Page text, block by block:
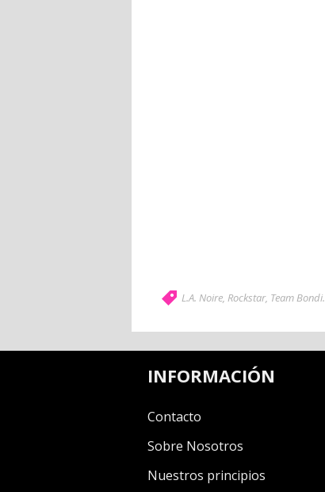
L.A. Noire Rockstar, Team Bondi.
INFORMACIÓN
Contacto
Sobre Nosotros
Nuestros principios